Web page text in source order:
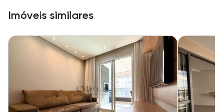
Imóveis similares